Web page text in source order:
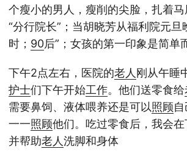
个瘦小的男人，瘦削的尖脸，扎着马
“分行院长”；当胡晓芳从福利院元旦
时； 90后”；女孩的第一印象是简单
下午2点左右，医院的老人刚从午睡
护士们下午开始工作。他们送零食给
需要鼻饲、液体喂养还是可以照顾
一一照顾他们。吃过零食后，我会在
并帮助老人洗脚和身体